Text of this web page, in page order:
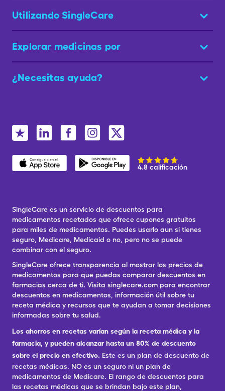
Utilizando SingleCare
Explorar medicinas por
¿Necesitas ayuda?
4.8 calificación
SingleCare es un servicio de descuentos para
medicamentos recetados que ofrece cupones gratuitos
para miles de medicamentos. Puedes usarlo aun si tienes
seguro, Medicare, Medicaid o no, pero no se puede
combinar con el seguro.
SingleCare ofrece transparencia al mostrar los precios de
medicamentos para que puedas comparar descuentos en
farmacias cerca de ti. Visita singlecare.com para encontrar
descuentos en medicamentos, información útil sobre tu
receta médica y recursos que te ayudan a tomar decisiones
informadas sobre tu salud.
Los ahorros en recetas varían según la receta médica y la
farmacia, y pueden alcanzar hasta un 80% de descuento
sobre el precio en efectivo. Este es un plan de descuento de
recetas médicas. NO es un seguro ni un plan de
medicamentos de Medicare. El rango de descuentos para
las recetas médicas que se brindan bajo este plan,